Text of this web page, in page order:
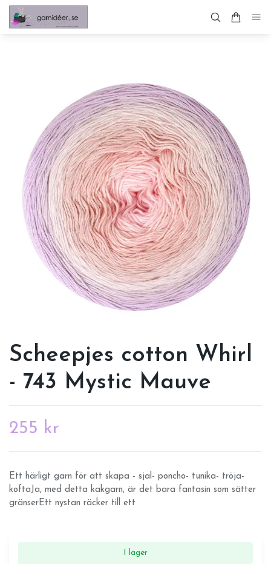
Scheepjes cotton Whirl
- 743 Mystic Mauve
255 kr
Ett härligt garn för att skapa - sjal- poncho- tunika- tröja-
koftaJa, med detta kakgarn, är det bara fantasin som sätter
gränserEtt nystan räcker till ett
I lager